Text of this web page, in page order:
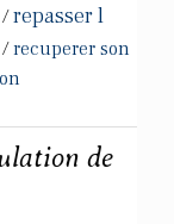
/repasser l
/recuperer son
de